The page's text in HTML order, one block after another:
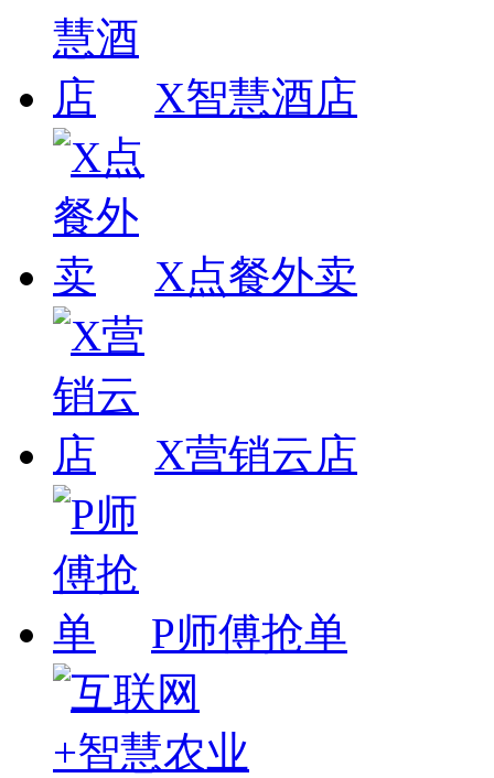
X智慧酒店
X点餐外卖
X营销云店
P师傅抢单